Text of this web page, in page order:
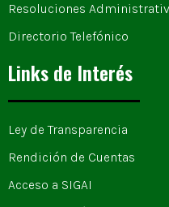
Resoluciones
Directorio Telefónico
Links de Interés
Ley de Transparencia
Rendición de Cuentas
Acceso a SIGAI